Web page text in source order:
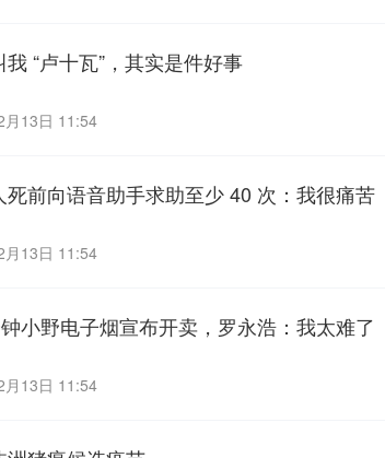
“卢十瓦”，其实是件好事
月13日 11:54
前向语音助手求助至少 40 次：我很痛苦
月13日 11:54
小野电子烟宣布开卖，罗永浩：我太难了
月13日 11:54